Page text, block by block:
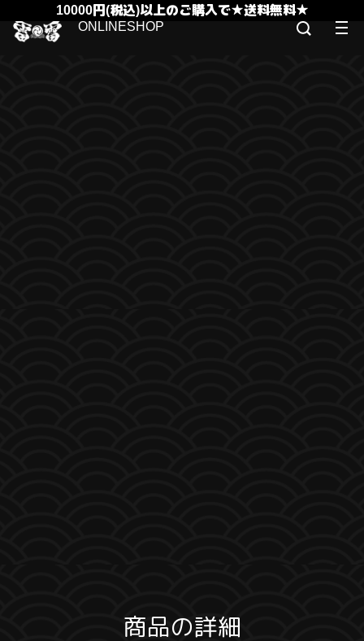
10000円(税込)以上のご購入で★送料無料★
商品の詳細
ONLINESHOP